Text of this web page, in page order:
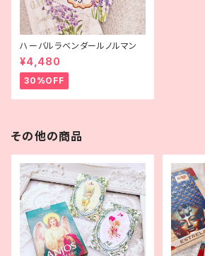
ハーバルラベンダールノルマン
¥4,480
30%OFF
その他の商品